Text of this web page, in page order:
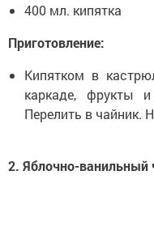
400 мл. кипятка
Приготовление:
Кипятком в
каркаде, фрукты
Перелить в чайник.
2. Яблочно-ванильный